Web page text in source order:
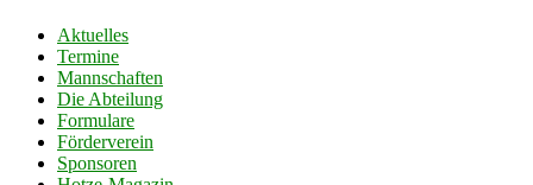
Aktuelles
Termine
Mannschaften
Die Abteilung
Formulare
Förderverein
Sponsoren